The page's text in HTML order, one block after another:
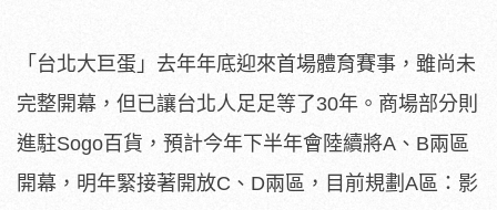
「台北大巨蛋」去年年底迎來首場體育賽事，雖尚未
完整開幕，但已讓台北人足足等了30年。商場部分則
進駐Sogo百貨，預計今年下半年會陸續將A、B兩區
開幕，明年緊接著開放C、D兩區，目前規劃A區：影